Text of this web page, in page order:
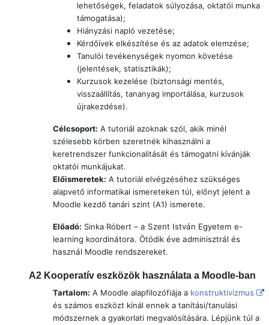
lehetőségek, feladatok súlyozása, oktatói munka
támogatása);
Hiányzási napló vezetése;
Kérdőívek elkészítése és az adatok elemzése;
Tanulói tevékenységek nyomon követése
(jelentések, statisztikák);
Kurzusok kezelése (biztonsági mentés,
visszaállítás, tananyag importálása, kurzusok
újrakezdése).
Célcsoport: A tutoriál azoknak szól, akik minél
szélesebb körben szeretnék kihasználni a
keretrendszer funkcionalitását és támogatni kívánják
oktatói munkájukat.
Előismeretek: A tutoriál elvégzéséhez szükséges
alapvető informatikai ismereteken túl, előnyt jelent a
Moodle kezdő tanári szint (A1) ismerete.
Előadó: Sinka Róbert – a Szent István Egyetem e-
learning koordinátora. Ötödik éve adminisztrál és
használ Moodle rendszereket.
A2 Kooperatív eszközök használata a Moodle-ban
Tartalom: A Moodle alapfilozófiája a konstruktivizmus
és számos eszközt kínál ennek a tanítási/tanulási
módszernek a gyakorlati megvalósítására. Lépjünk túl a